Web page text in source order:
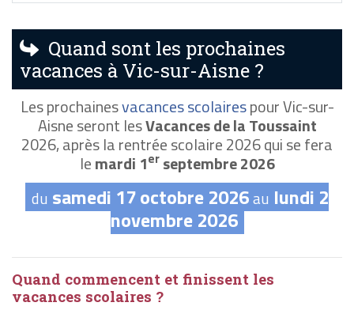
Quand sont les prochaines
vacances à Vic-sur-Aisne ?
Les prochainesvacances scolairespour Vic-sur-
Aisne seront lesVacances de la Toussaint
2026, après la rentrée scolaire 2026 qui se fera
lemardi 1erseptembre 2026
du samedi 17 octobre 2026au lundi 2
novembre 2026
Quand commencent et finissent les
vacances scolaires ?